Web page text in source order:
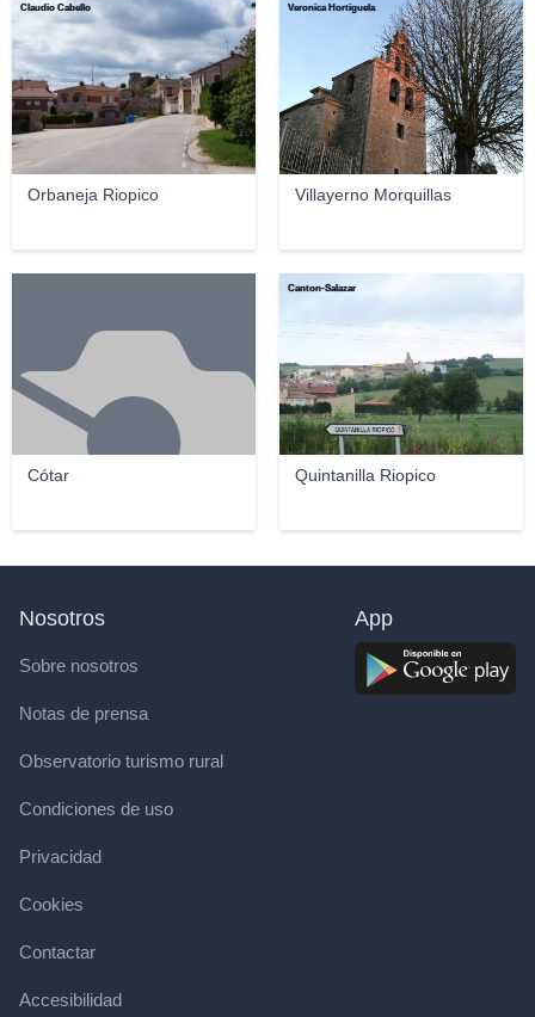
Orbaneja Riopico
Claudio Cabello
Villayerno Morquillas
Veronica Hortiguela
Cótar Quintanilla Riopico
Canton-Salazar
Nosotros
Sobre nosotros
Notas de prensa
Observatorio turismo rural
Condiciones de uso
Privacidad
Cookies
Contactar
Accesibilidad
App